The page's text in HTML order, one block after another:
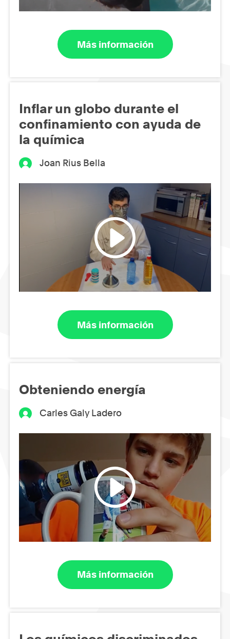
Más información
Inflar un globo durante el
confinamiento con ayuda de
la química
Joan Rius Bella
Más información
Obteniendo energía
Carles Galy Ladero
Más información